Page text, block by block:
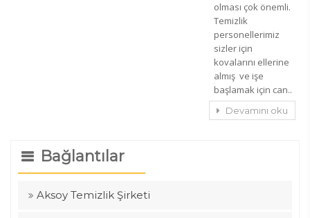
olması çok önemli.
Temizlik
personellerimiz
sizler için
kovalarını ellerine
almış ve işe
başlamak için can..
Devamını oku
Bağlantılar
Aksoy Temizlik Şirketi